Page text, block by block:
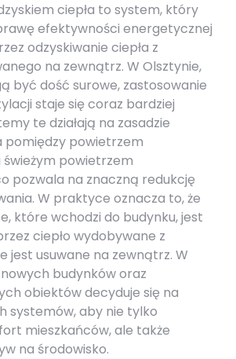
ciepła to system, który
efektywności energetycznej
odzyskiwanie ciepła z
na zewnątrz. W Olsztynie,
być dość surowe, zastosowanie
staje się coraz bardziej
te działają na zasadzie
pomiędzy powietrzem
powietrzem
pozwala na znaczną redukcję
W praktyce oznacza to, że
które wchodzi do budynku, jest
ciepło wydobywane z
jest usuwane na zewnątrz. W
budynków oraz
obiektów decyduje się na
systemów, aby nie tylko
mieszkańców, ale także
na środowisko.